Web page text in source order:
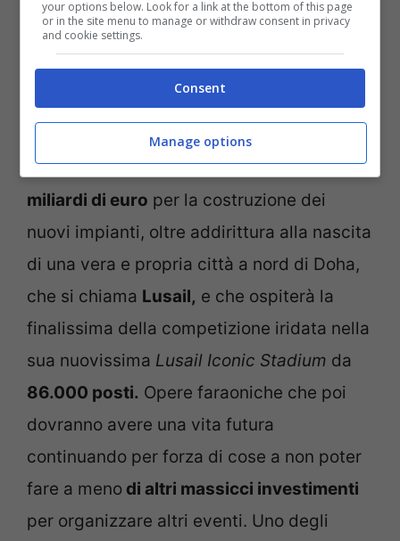
Un mondiale particolare quello di Qatar 2022 – Ansa foto
Cattedrali nel deserto
Il Governo qatariota ha destinato 6,5
miliardi di euro per la costruzione dei
nuovi impianti, oltre addirittura alla nascita
di una vera e propria città a nord di Doha,
che si chiama Lusail, e che ospiterà la
finalissima della competizione iridata nella
sua nuovissima Lusail Iconic Stadium da
86.000 posti. Opere faraoniche che poi
dovranno avere una vita futura
continuando per forza di cose a non poter
fare a meno di altri massicci investimenti
per organizzare altri eventi. Uno degli
your options below. Look for a link at the bottom of this page
or in the site menu to manage or withdraw consent in privacy
and cookie settings.
Consent
Manage options